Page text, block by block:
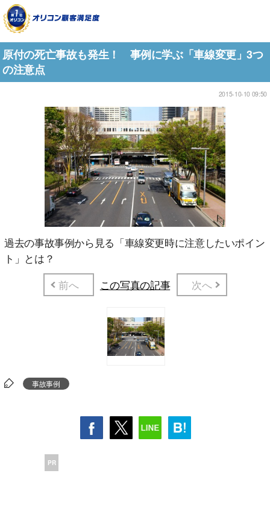
原付の死亡事故も発生！ 事例に学ぶ「車線変更」3つ
の注意点
2015-10-10 09:50
過去の事故事例から見る「車線変更時に注意したいポイン
ト」とは？
前へ
この写真の記事 次へ
事故事例
PR